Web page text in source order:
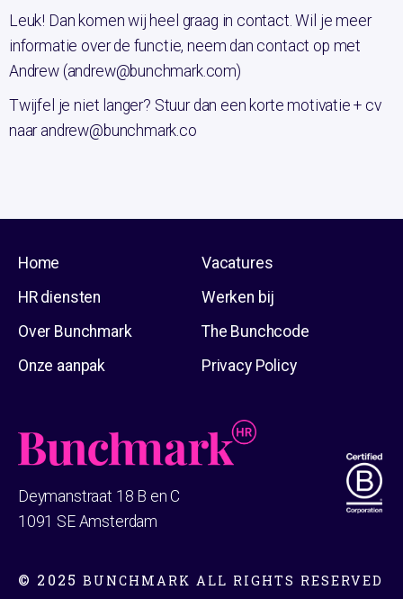
Leuk! Dan komen wij heel graag in contact. Wil je meer
informatie over de functie, neem dan contact op met
Andrew (andrew@bunchmark.com)
Twijfel je niet langer? Stuur dan een korte motivatie + cv
naar andrew@bunchmark.co
Deymanstraat 18 B en C
1091 SE Amsterdam
© 2025 BUNCHMARK ALL RIGHTS RESERVED
Home
HR diensten
Over Bunchmark
Onze aanpak
Vacatures
Werken bij
The Bunchcode
Privacy Policy